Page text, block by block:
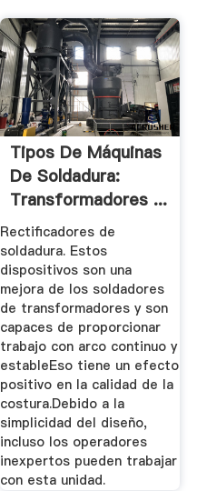
Tipos De Máquinas
De Soldadura:
Transformadores ...
Rectificadores de
soldadura. Estos
dispositivos son una
mejora de los soldadores
de transformadores y son
capaces de proporcionar
trabajo con arco continuo y
estableEso tiene un efecto
positivo en la calidad de la
costura.Debido a la
simplicidad del diseño,
incluso los operadores
inexpertos pueden trabajar
con esta unidad.